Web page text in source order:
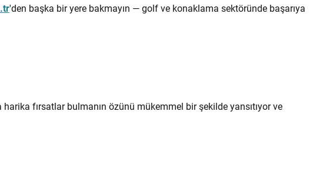
'den başka bir yere bakmayın — golf ve konaklama sektöründe başarıya
fırsatlar bulmanın özünü mükemmel bir şekilde yansıtıyor ve